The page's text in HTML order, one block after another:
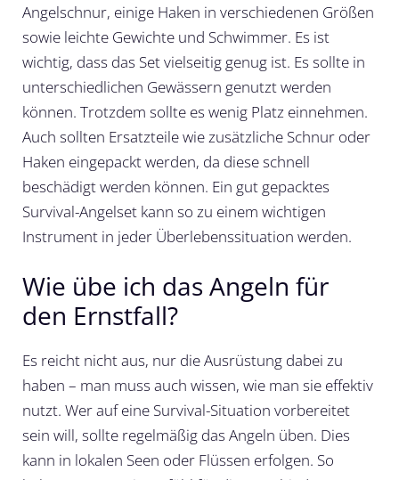
Angelschnur, einige Haken in verschiedenen Größen
sowie leichte Gewichte und Schwimmer. Es ist
wichtig, dass das Set vielseitig genug ist. Es sollte in
unterschiedlichen Gewässern genutzt werden
können. Trotzdem sollte es wenig Platz einnehmen.
Auch sollten Ersatzteile wie zusätzliche Schnur oder
Haken eingepackt werden, da diese schnell
beschädigt werden können. Ein gut gepacktes
Survival-Angelset kann so zu einem wichtigen
Instrument in jeder Überlebenssituation werden.
Wie übe ich das Angeln für
den Ernstfall?
Es reicht nicht aus, nur die Ausrüstung dabei zu
haben – man muss auch wissen, wie man sie effektiv
nutzt. Wer auf eine Survival-Situation vorbereitet
sein will, sollte regelmäßig das Angeln üben. Dies
kann in lokalen Seen oder Flüssen erfolgen. So